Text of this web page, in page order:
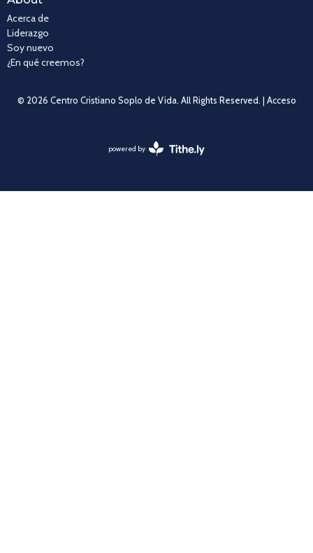
Acerca de
Liderazgo
Soy nuevo
¿En qué creemos?
© 2026 Centro Cristiano Soplo de Vida. All Rights Reserved. | Acceso
powered by
Website